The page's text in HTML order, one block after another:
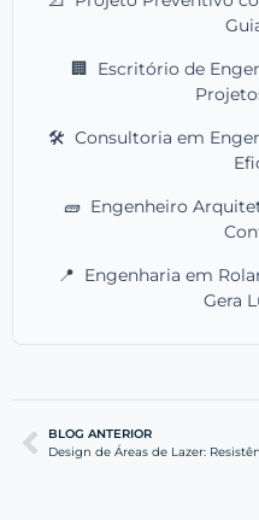
🏢
Escritório de
🛠️ Consultoria em
🧱 Engenheiro
📍 Engenharia em
Gera
BLOG ANTERIOR